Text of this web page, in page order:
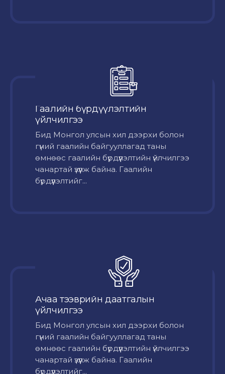
Гаалийн бүрдүүлэлтийн
үйлчилгээ
Бид Монгол улсын хил дээрхи болон
гүний гаалийн байгууллагад таны
өмнөөс гаалийн бүрдүүлэлтийн үйлчилгээ
чанартай үзүүлж байна. Гаалийн
бүрдүүлэлтийг...
Ачаа тээврийн даатгалын
үйлчилгээ
Бид Монгол улсын хил дээрхи болон
гүний гаалийн байгууллагад таны
өмнөөс гаалийн бүрдүүлэлтийн үйлчилгээ
чанартай үзүүлж байна. Гаалийн
бүрдүүлэлтийг...